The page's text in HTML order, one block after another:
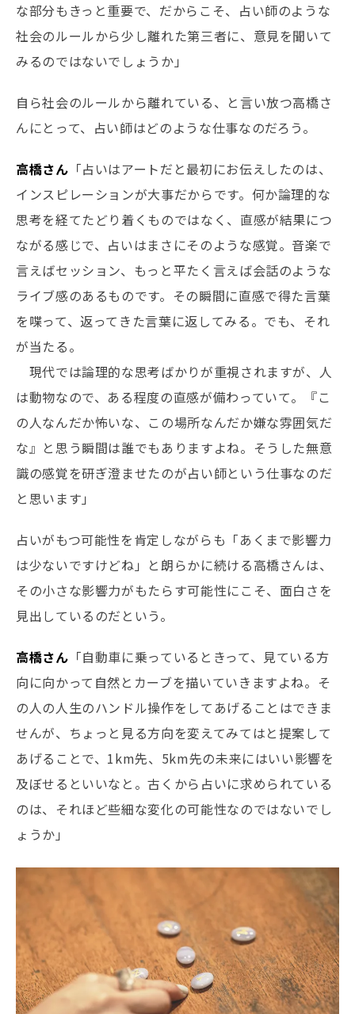
な部分もきっと重要で、だからこそ、占い師のような
社会のルールから少し離れた第三者に、意見を聞いて
みるのではないでしょうか」
自ら社会のルールから離れている、と言い放つ高橋さ
んにとって、占い師はどのような仕事なのだろう。
高橋さん 「占いはアートだと最初にお伝えしたのは、
インスピレーションが大事だからです。何か論理的な
思考を経てたどり着くものではなく、直感が結果につ
ながる感じで、占いはまさにそのような感覚。音楽で
言えばセッション、もっと平たく言えば会話のような
ライブ感のあるものです。その瞬間に直感で得た言葉
を喋って、返ってきた言葉に返してみる。でも、それ
が当たる。
現代では論理的な思考ばかりが重視されますが、人
は動物なので、ある程度の直感が備わっていて。『こ
の人なんだか怖いな、この場所なんだか嫌な雰囲気だ
な』と思う瞬間は誰でもありますよね。そうした無意
識の感覚を研ぎ澄ませたのが占い師という仕事なのだ
と思います」
占いがもつ可能性を肯定しながらも「あくまで影響力
は少ないですけどね」と朗らかに続ける高橋さんは、
その小さな影響力がもたらす可能性にこそ、面白さを
見出しているのだという。
高橋さん 「自動車に乗っているときって、見ている方
向に向かって自然とカーブを描いていきますよね。そ
の人の人生のハンドル操作をしてあげることはできま
せんが、ちょっと見る方向を変えてみてはと提案して
あげることで、1km先、5km先の未来にはいい影響を
及ぼせるといいなと。古くから占いに求められている
のは、それほど些細な変化の可能性なのではないでし
ょうか」